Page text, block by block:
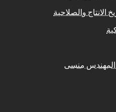
الانتاج والصلاحية
المهندس منسى